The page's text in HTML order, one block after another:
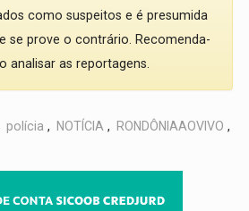
como suspeitos e é presumida
se prove o contrário. Recomenda-
analisar as reportagens.
polícia , NOTÍCIA , RONDÔNIAAOVIVO ,